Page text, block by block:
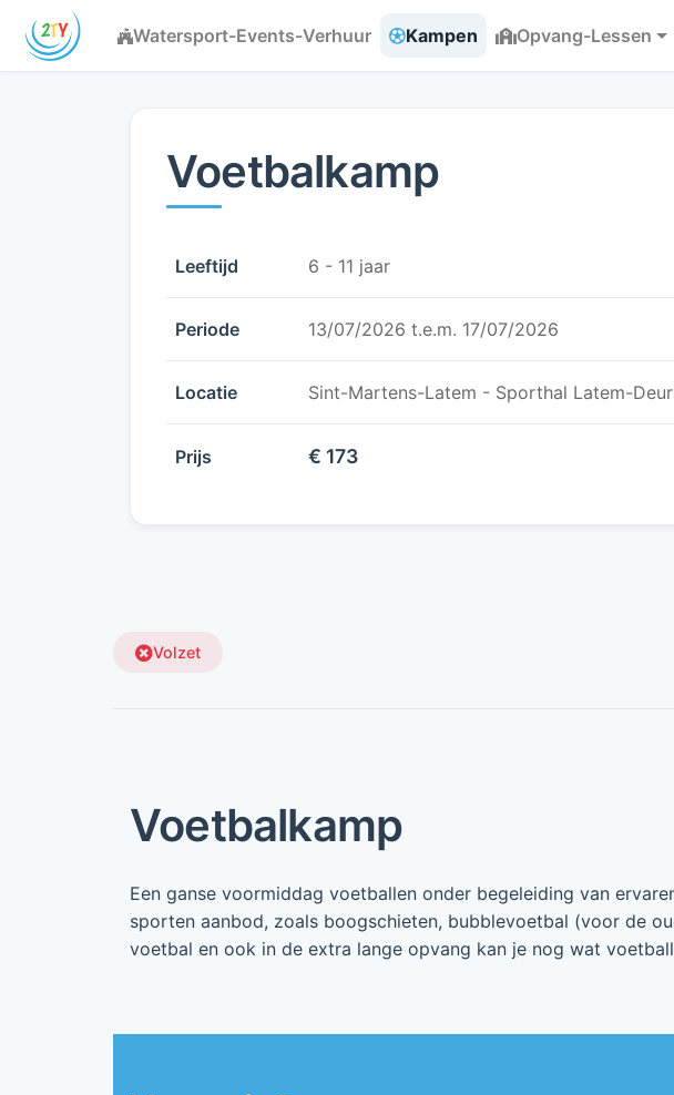
Watersport-Events-Verhuur Kampen Opvang-Lessen
Voetbalkamp
Leeftijd 6 - 11 jaar
Periode 13/07/2026 t.e.m. 17/07/2026
Locatie Sint-Martens-Latem - Sporthal Latem-
Prijs € 173
Volzet
Voetbalkamp
Een ganse voormiddag voetballen onder begeleiding van
sporten aanbod, zoals boogschieten, bubblevoetbal (voor de
voetbal en ook in de extra lange opvang kan je nog wat